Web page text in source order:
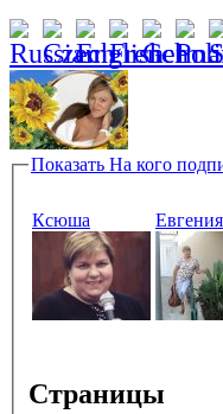
Показать На кого
Ксюша
Страницы